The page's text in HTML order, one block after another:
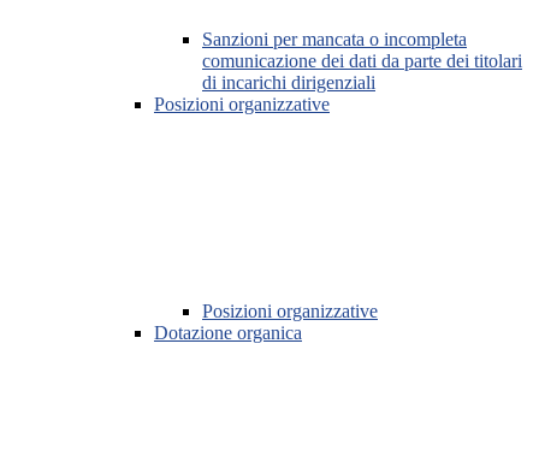
Sanzioni per mancata o incompleta
comunicazione dei dati da parte dei titolari
di incarichi dirigenziali
Posizioni organizzative
Posizioni organizzative
Dotazione organica